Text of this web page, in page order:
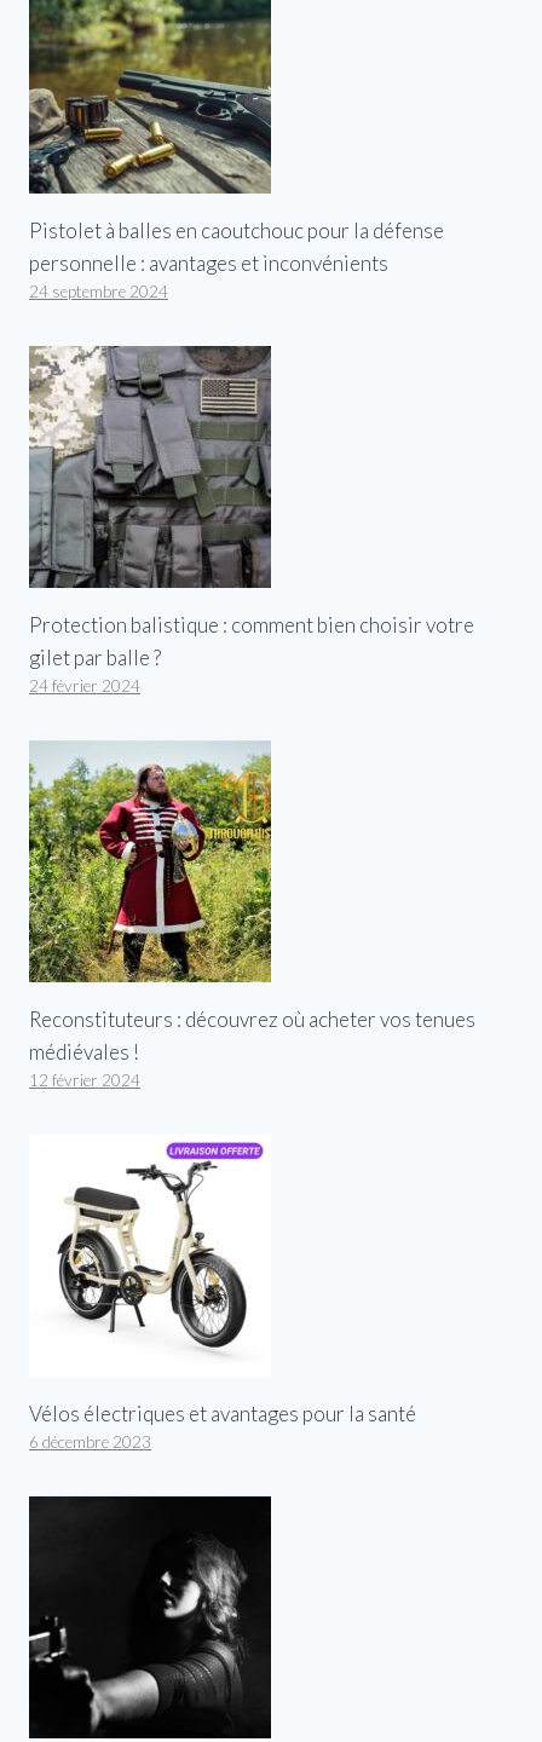
Pistolet à balles en caoutchouc pour la défense
personnelle : avantages et inconvénients
24 septembre 2024
Protection balistique : comment bien choisir votre
gilet par balle ?
24 février 2024
Reconstituteurs : découvrez où acheter vos tenues
médiévales !
12 février 2024
Vélos électriques et avantages pour la santé
6 décembre 2023